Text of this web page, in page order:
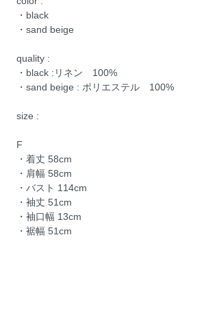
・black
・sand beige
quality :
・black :リネン 100%
・sand beige : ポリエステル 100%
size :
F
・着丈 58cm
・肩幅 58cm
・バスト 114cm
・袖丈 51cm
・袖口幅 13cm
・裾幅 51cm